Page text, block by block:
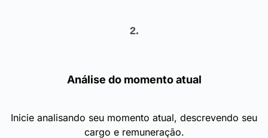
2.
Análise do momento atual
Inicie analisando seu momento atual, descrevendo seu
cargo e remuneração.